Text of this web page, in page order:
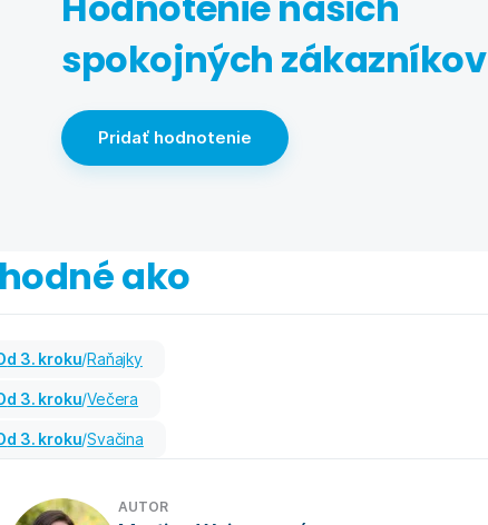
spokojných zákazníkov
Pridať hodnotenie
ako
od 3. kroku/ Raňajky
od 3. kroku/ Večera
od 3. kroku/ Svačina
AUTOR